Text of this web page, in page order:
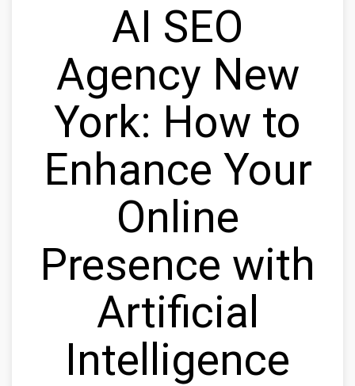
AI SEO
Agency New
York: How to
Enhance Your
Online
Presence with
Artificial
Intelligence